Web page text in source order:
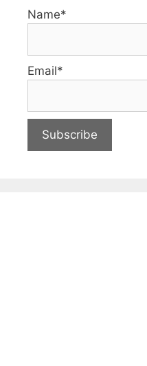
Name*
Email*